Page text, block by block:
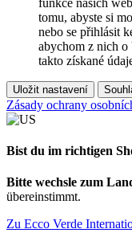
tomu, abyste si
nebo se přihlásit
abychom z nich
takto získané
Uložit nastavení
Zásady ochrany
Bist du im richtigen
Bitte wechsle zum
übereinstimmt.
Zu Ecco Verde